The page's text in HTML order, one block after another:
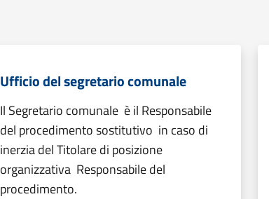
Ufficio del segretario comunale
Il Segretario comunale è il Responsabile
del procedimento sostitutivo in caso di
inerzia del Titolare di posizione
organizzativa Responsabile del
procedimento.